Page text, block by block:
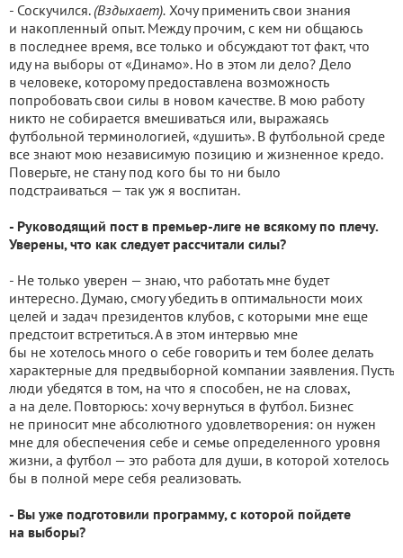
- Соскучился.(Вздыхает). Хочу применить свои знания
и накопленный опыт. Между прочим, с кем ни общаюсь
в последнее время, все только и обсуждают тот факт, что
иду на выборы от «Динамо». Но в этом ли дело? Дело
в человеке, которому предоставлена возможность
попробовать свои силы в новом качестве. В мою работу
никто не собирается вмешиваться или, выражаясь
футбольной терминологией, «душить». В футбольной среде
все знают мою независимую позицию и жизненное кредо.
Поверьте, не стану под кого бы то ни было
подстраиваться — так уж я воспитан.
- Руководящий пост в премьер-лиге не всякому по плечу.
Уверены, что как следует рассчитали силы?
- Не только уверен — знаю, что работать мне будет
интересно. Думаю, смогу убедить в оптимальности моих
целей и задач президентов клубов, с которыми мне еще
предстоит встретиться. А в этом интервью мне
бы не хотелось много о себе говорить и тем более делать
характерные для предвыборной компании заявления. Пусть
люди убедятся в том, на что я способен, не на словах,
а на деле. Повторюсь: хочу вернуться в футбол. Бизнес
не приносит мне абсолютного удовлетворения: он нужен
мне для обеспечения себе и семье определенного уровня
жизни, а футбол — это работа для души, в которой хотелось
бы в полной мере себя реализовать.
- Вы уже подготовили программу, с которой пойдете
на выборы?